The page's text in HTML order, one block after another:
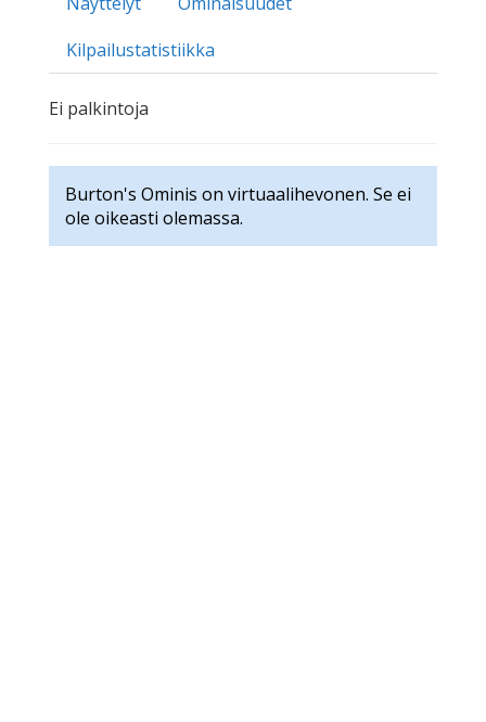
Kilpailustatistiikka
Ei palkintoja
Burton's Ominis on virtuaalihevonen. Se ei
ole oikeasti olemassa.